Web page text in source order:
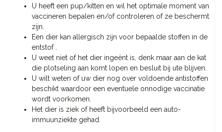
U heeft een pup/kitten en wil het optimale moment van
vaccineren bepalen en/of controleren of ze beschermt
zijn.
Een dier kan allergisch zijn voor bepaalde stoffen in de
entstof .
U weet niet of het dier ingeënt is, denk maar aan de kat
die plotseling aan komt lopen en besluit bij ute blijven.
U wilt weten of uw dier nog over voldoende antistoffen
beschikt waardoor een eventuele onnodige vaccinatie
wordt voorkomen.
Het dier is ziek of heeft bijvoorbeeld een auto-
immuunziekte gehad.